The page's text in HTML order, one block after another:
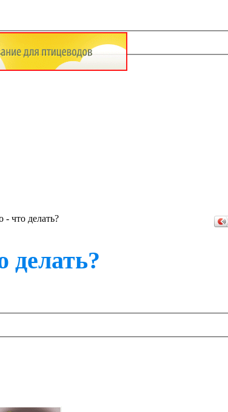
- что делать?
делать?